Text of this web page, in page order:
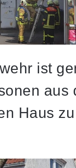
ist
aus
Haus